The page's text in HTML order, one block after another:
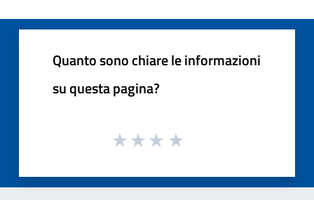
Quanto sono chiare le informazioni
su questa pagina?